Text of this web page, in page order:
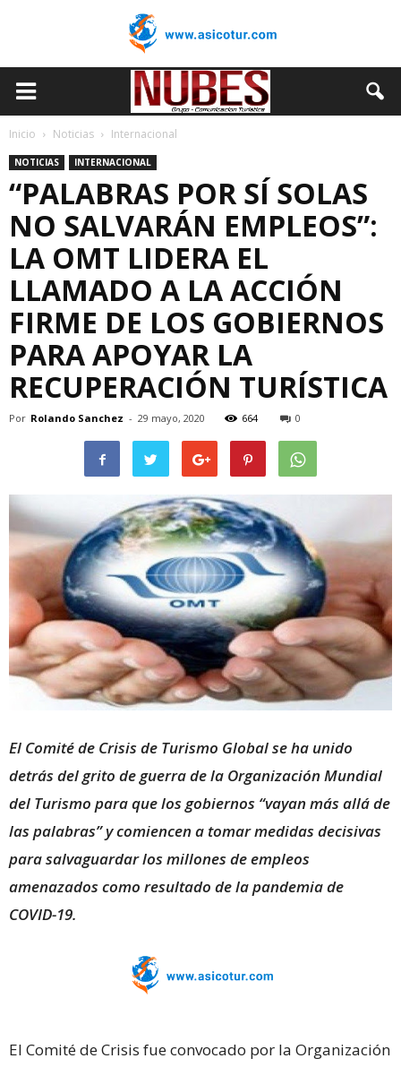
Inicio Noticias Internacional
NOTICIAS INTERNACIONAL
“PALABRAS POR SÍ SOLAS
NO SALVARÁN EMPLEOS”:
LA OMT LIDERA EL
LLAMADO A LA ACCIÓN
FIRME DE LOS GOBIERNOS
PARA APOYAR LA
RECUPERACIÓN TURÍSTICA
Por Rolando Sanchez - 29 mayo, 2020 664 0
El Comité de Crisis de Turismo Global se ha unido
detrás del grito de guerra de la Organización Mundial
del Turismo para que los gobiernos “vayan más allá de
las palabras” y comiencen a tomar medidas decisivas
para salvaguardar los millones de empleos
amenazados como resultado de la pandemia de
COVID-19.
El Comité de Crisis fue convocado por la Organización